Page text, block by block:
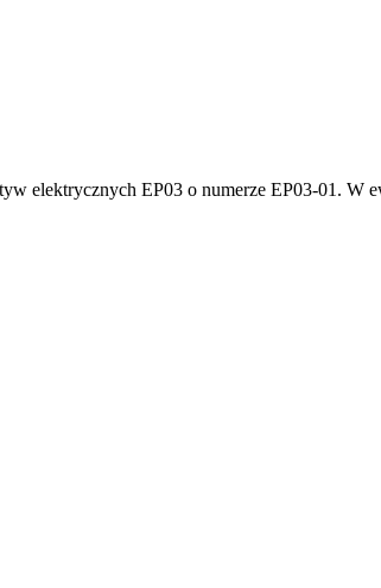
elektrycznych EP03 o numerze EP03-01. W